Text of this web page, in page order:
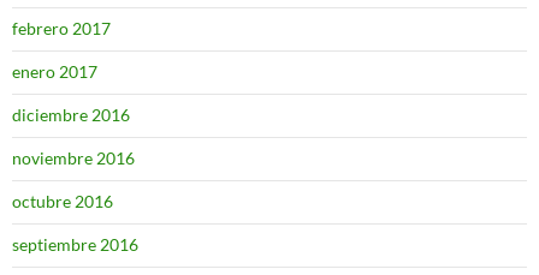
febrero 2017
enero 2017
diciembre 2016
noviembre 2016
octubre 2016
septiembre 2016